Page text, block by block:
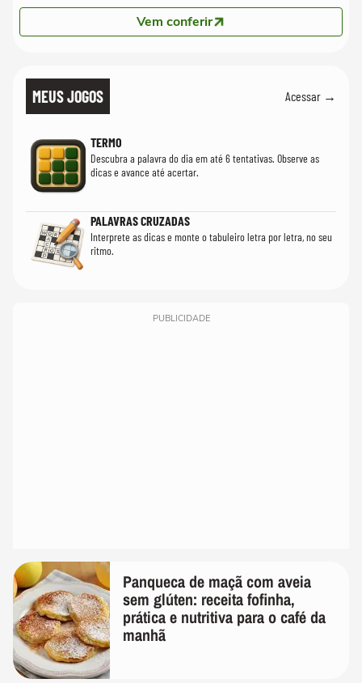
Vem conferir
MEUS JOGOS Acessar →
TERMO
Descubra a palavra do dia em até 6 tentativas. Observe as
dicas e avance até acertar.
PALAVRAS CRUZADAS
Interprete as dicas e monte o tabuleiro letra por letra, no seu
ritmo.
PUBLICIDADE
Panqueca de maçã com aveia
sem glúten: receita fofinha,
prática e nutritiva para o café da
manhã